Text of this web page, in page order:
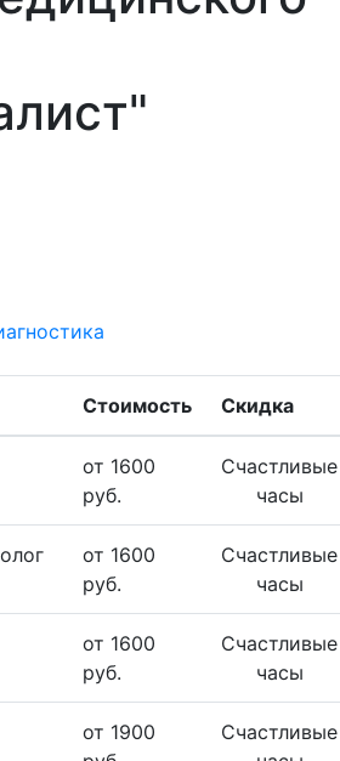
Стоимость Скидка
от 1600
руб.
Счастливые
часы
от 1600
руб.
Счастливые
часы
от 1600
руб.
Счастливые
часы
от 1900
Счастливые